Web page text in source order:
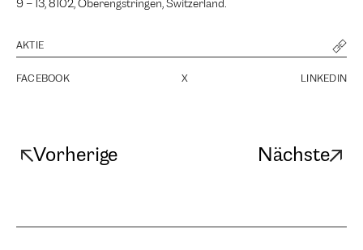
9 – 13, 8102, Oberengstringen, Switzerland.
AKTIE
FACEBOOK X LINKEDIN
Vorherige Nächste